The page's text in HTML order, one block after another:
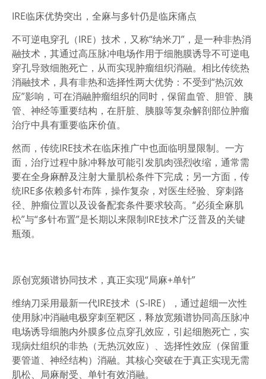
IRE临床优势突出 ， 全麻与多针仍是临床痛点
不可逆电穿孔（IRE）技术，又称“纳米刀”，是一种非热消
融技术，其通过高压脉冲电场作用于细胞膜诱导不可逆电
穿孔导致细胞死亡，从而实现肿瘤组织消融。相比传统热
消融技术，具有非热和选择性两大优势：不受到“热沉效
应”影响，可在消融肿瘤组织的同时，保留血管、胆管、胰
管、神经等重要结构，在肝脏、胰腺等复杂解剖部位肿瘤
治疗中具有重要临床价值。
然而，传统IRE技术在临床推广中也面临明显限制。一方
面，治疗过程中脉冲释放可能引发肌肉强烈收缩，通常需
要在全身麻醉及注射大量肌松条件下完成；另一方面，传
统IRE多依赖多针布阵，操作复杂，对医生经验、穿刺路
径、肿瘤位置以及设备配套条件要求较高。 “必须全麻肌
松”与“多针布置”是长期以来限制IRE技术广泛普及的关键
瓶颈。
原创宽频谱协同技术， 真正实现“局麻+单针”
维纳刀采用最新一代IRE技术（S-IRE），通过超细一次性
使用脉冲消融电极穿刺至靶区，释放宽频谱协同高压脉冲
电场诱导细胞内外膜多位点穿孔效应，引起细胞死亡，实
现病灶组织的非热（无热沉效应）、选择性效应（保留重
要管道、神经结构）消融。 其核心突破在于真正实现无需
肌松、局麻耐受、单针有效消融。